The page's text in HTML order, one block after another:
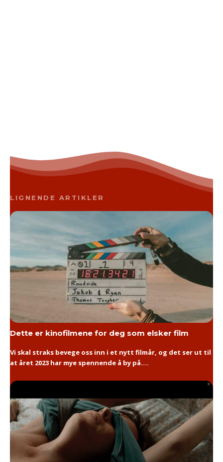
LIGNENDE ARTIKLER
Dette er kinofilmene for deg som elsker film
Vi skal straks bevege oss inn i et nytt filmår, og det ser ut til
at året 2023 har mye spennende å by på....